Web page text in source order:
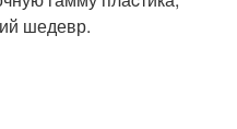
шедевр.